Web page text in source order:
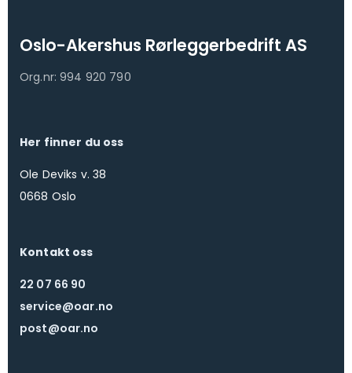
Oslo-Akershus Rørleggerbedrift AS
Org.nr: 994 920 790
Her finner du oss
Ole Deviks v. 38
0668 Oslo
Kontakt oss
22 07 66 90
service@oar.no
post@oar.no